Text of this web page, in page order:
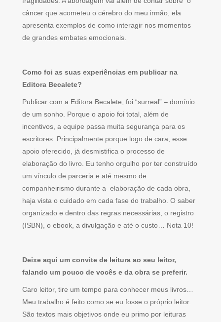
câncer que acometeu o cérebro do meu irmão, ela
apresenta exemplos de como interagir nos momentos
de grandes embates emocionais.
Como foi as suas experiências em publicar na
Editora Becalete?
Publicar com a Editora Becalete, foi “surreal” – domínio
de um sonho. Porque o apoio foi total, além de
incentivos, a equipe passa muita segurança para os
escritores. Principalmente porque logo de cara, esse
apoio oferecido, já desmistifica o processo de
elaboração do livro. Eu tenho orgulho por ter construído
um vínculo de parceria e até mesmo de
companheirismo durante a elaboração de cada obra,
haja vista o cuidado em cada fase do trabalho. O saber
organizado e dentro das regras necessárias, o registro
(ISBN), o ebook, a divulgação e até o custo… Nota 10!
Deixe aqui um convite de leitura ao seu leitor,
falando um pouco de vocês e da obra se preferir.
Caro leitor, tire um tempo para conhecer meus livros…
Meu trabalho é feito como se eu fosse o próprio leitor.
São textos mais objetivos onde eu primo por leituras